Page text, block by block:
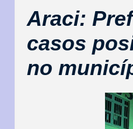
Araci:
casos
no